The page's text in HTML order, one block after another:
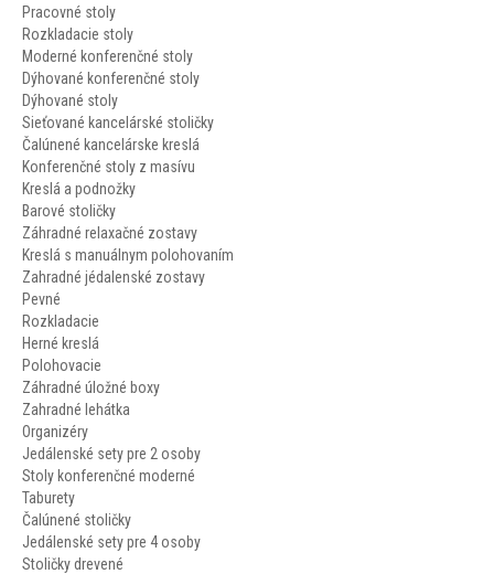
Pracovné stoly
Rozkladacie stoly
Moderné konferenčné stoly
Dýhované konferenčné stoly
Dýhované stoly
Sieťované kancelárské stoličky
Čalúnené kancelárske kreslá
Konferenčné stoly z masívu
Kreslá a podnožky
Barové stoličky
Záhradné relaxačné zostavy
Kreslá s manuálnym polohovaním
Zahradné jédalenské zostavy
Pevné
Rozkladacie
Herné kreslá
Polohovacie
Záhradné úložné boxy
Zahradné lehátka
Organizéry
Jedálenské sety pre 2 osoby
Stoly konferenčné moderné
Taburety
Čalúnené stoličky
Jedálenské sety pre 4 osoby
Stoličky drevené